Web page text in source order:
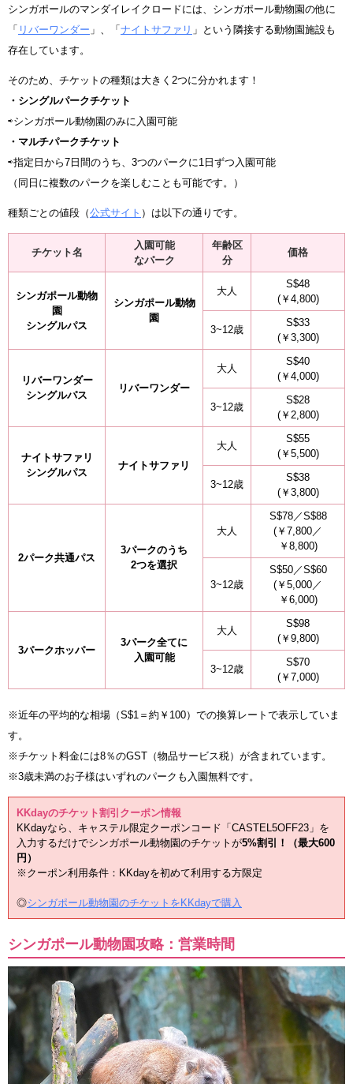
シンガポールのマンダイレイクロードには、シンガポール動物園の他に
「 リバーワンダー 」、「 ナイトサファリ 」という隣接する動物園施設も
存在しています。
そのため、チケットの種類は大きく2つに分かれます！
・シングルパークチケット
⇨シンガポール動物園のみに入園可能
・マルチパークチケット
⇨指定日から7日間のうち、3つのパークに1日ずつ入園可能
（同日に複数のパークを楽しむことも可能です。）
種類ごとの値段（公式サイト ）は以下の通りです。
チケット名
入園可能
なパーク
年齢区
分
価格
シンガポール動物
園
シングルパス
シンガポール動物
園
大人
S$48
(￥4,800)
3~12歳
S$33
(￥3,300)
リバーワンダー
シングルパス
リバーワンダー
大人
S$40
(￥4,000)
3~12歳
S$28
(￥2,800)
ナイトサファリ
シングルパス
ナイトサファリ
大人
S$55
(￥5,500)
3~12歳
S$38
(￥3,800)
2パーク共通パス
3パークのうち
2つを選択
大人
S$78／S$88
(￥7,800／
￥8,800)
3~12歳
S$50／S$60
(￥5,000／
￥6,000)
3パークホッパー
3パーク全てに
入園可能
大人
S$98
(￥9,800)
3~12歳
S$70
(￥7,000)
※近年の平均的な相場（S$1＝約￥100）での換算レートで表示していま
す。
※チケット料金には8％のGST（物品サービス税）が含まれています。
※3歳未満のお子様はいずれのパークも入園無料です。
KKdayのチケット割引クーポン情報
KKdayなら、キャステル限定クーポンコード「CASTEL5OFF23」を
入力するだけでシンガポール動物園のチケットが5%割引！（最大600
円）
※クーポン利用条件：KKdayを初めて利用する方限定
◎シンガポール動物園のチケットをKKdayで購入
シンガポール動物園攻略：営業時間